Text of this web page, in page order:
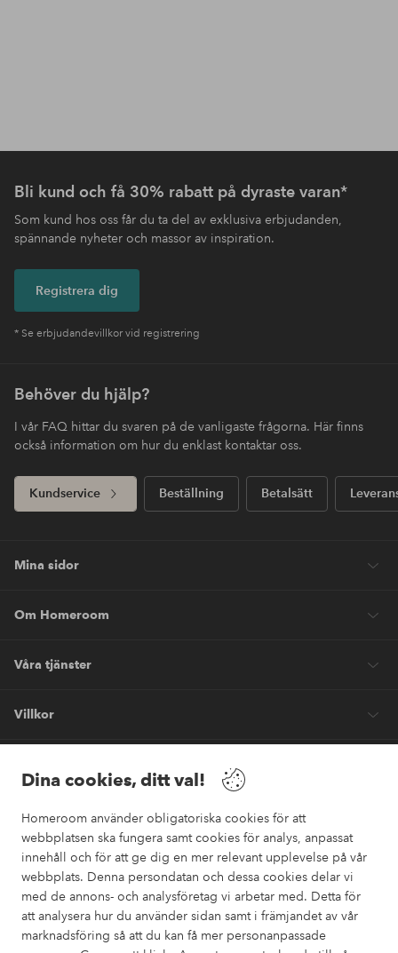
Dina cookies, ditt val!
Homeroom använder obligatoriska cookies för att
webbplatsen ska fungera samt cookies för analys, anpassat
innehåll och för att ge dig en mer relevant upplevelse på vår
webbplats. Denna persondatan och dessa cookies delar vi
med de annons- och analysföretag vi arbetar med. Detta för
att analysera hur du använder sidan samt i främjandet av vår
marknadsföring så att du kan få mer personanpassade
Bli kund och få 30% rabatt på dyraste varan*
Som kund hos oss får du ta del av exklusiva erbjudanden,
spännande nyheter och massor av inspiration.
Registrera dig
* Se erbjudandevillkor vid registrering
Behöver du hjälp?
I vår FAQ hittar du svaren på de vanligaste frågorna. Här finns
också information om hur du enklast kontaktar oss.
Kundservice Beställning Betalsätt
Mina sidor
Om Homeroom
Våra tjänster
Villkor
Säkra betalningar
Vill du veta mer om våra betalalternativ ?
elpy